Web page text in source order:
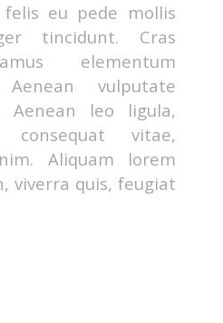
eu pede mollis
tincidunt. Cras
elementum
vulputate
Aenean leo ligula,
vitae,
Aliquam lorem
viverra quis, feugiat